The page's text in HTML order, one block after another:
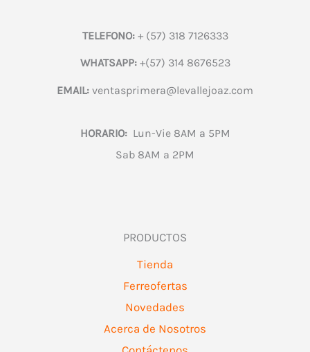
TELEFONO:+ (57) 318 7126333
WHATSAPP:+(57) 314 8676523
EMAIL: ventasprimera@levallejoaz.com
HORARIO:Lun-Vie 8AM a 5PM
Sab 8AM a 2PM
PRODUCTOS
Tienda
Ferreofertas
Novedades
Acerca de Nosotros